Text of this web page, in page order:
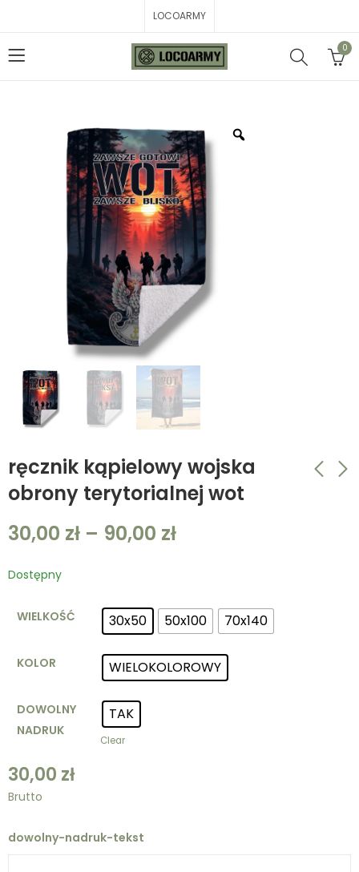
LOCOARMY
0
ręcznik kąpielowy wojska
obrony terytorialnej wot
30,00 zł – 90,00 zł
Dostępny
WIELKOŚĆ 30x50 50x100 70x140
KOLOR WIELOKOLOROWY
DOWOLNY
NADRUK
TAK
Clear
30,00 zł
Brutto
dowolny-nadruk-tekst